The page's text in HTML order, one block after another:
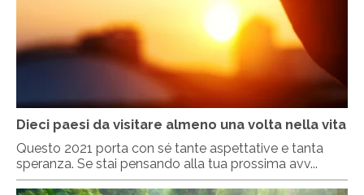
Dieci paesi da visitare almeno una volta nella vita
Questo 2021 porta con sé tante aspettative e tanta
speranza. Se stai pensando alla tua prossima avv...